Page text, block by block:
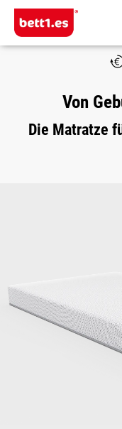
Zum Hauptinhalt springen
Von
Die Matratze